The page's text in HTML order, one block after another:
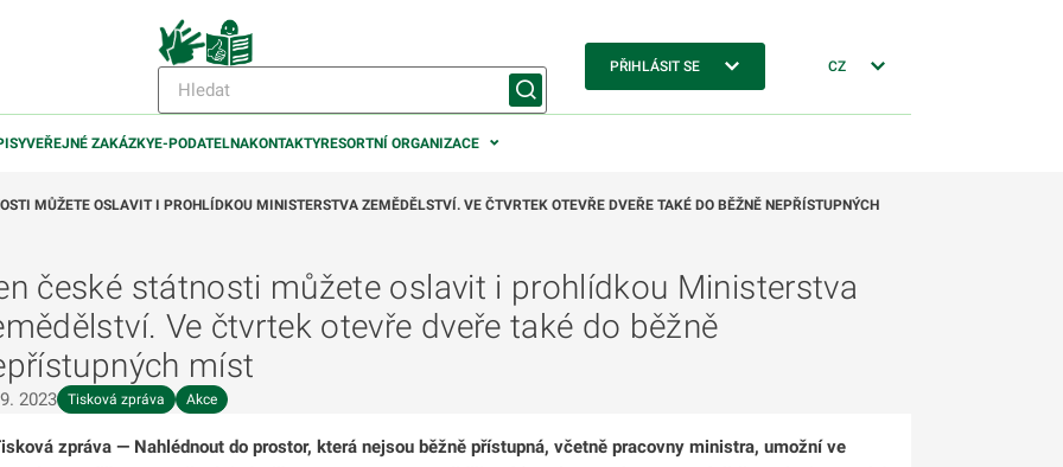
PŘIHLÁSIT SE CZ
VEŘEJNÉ ZAKÁZKYE-PODATELNAKONTAKTYRESORTNÍ ORGANIZACE
MŮŽETE OSLAVIT I PROHLÍDKOU MINISTERSTVA ZEMĚDĚLSTVÍ. VE ČTVRTEK OTEVŘE DVEŘE TAKÉ DO BĚŽNĚ NEPŘÍSTUPNÝCH
české státnosti můžete oslavit i prohlídkou Ministerstva
Ve čtvrtek otevře dveře také do běžně
míst
2023 Tisková zpráva Akce
zpráva — Nahlédnout do prostor, která nejsou běžně přístupná, včetně pracovny ministra, umožní ve